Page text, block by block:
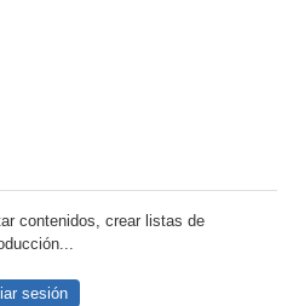
contenidos, crear listas de
sesión